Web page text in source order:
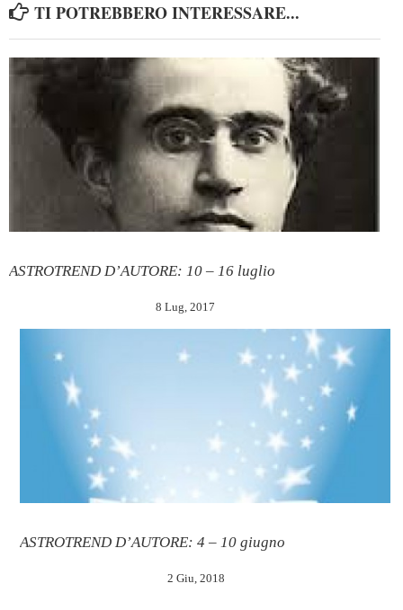
TI POTREBBERO INTERESSARE...
ASTROTREND D’AUTORE: 10 – 16 luglio
8 Lug, 2017
ASTROTREND D’AUTORE: 4 – 10 giugno
2 Giu, 2018